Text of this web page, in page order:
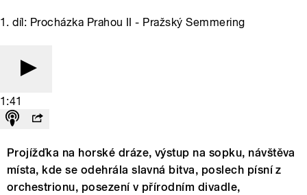
1. díl: Procházka Prahou II - Pražský Semmering
1:41
Projížďka na horské dráze, výstup na sopku, návštěva
místa, kde se odehrála slavná bitva, poslech písní z
orchestrionu, posezení v přírodním divadle,